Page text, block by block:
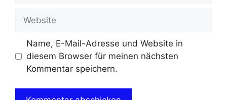
Website
Name, E-Mail-Adresse und Website in
diesem Browser für meinen nächsten
Kommentar speichern.